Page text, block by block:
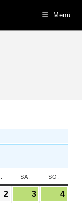
Menü
SA. SO.
2 3 4